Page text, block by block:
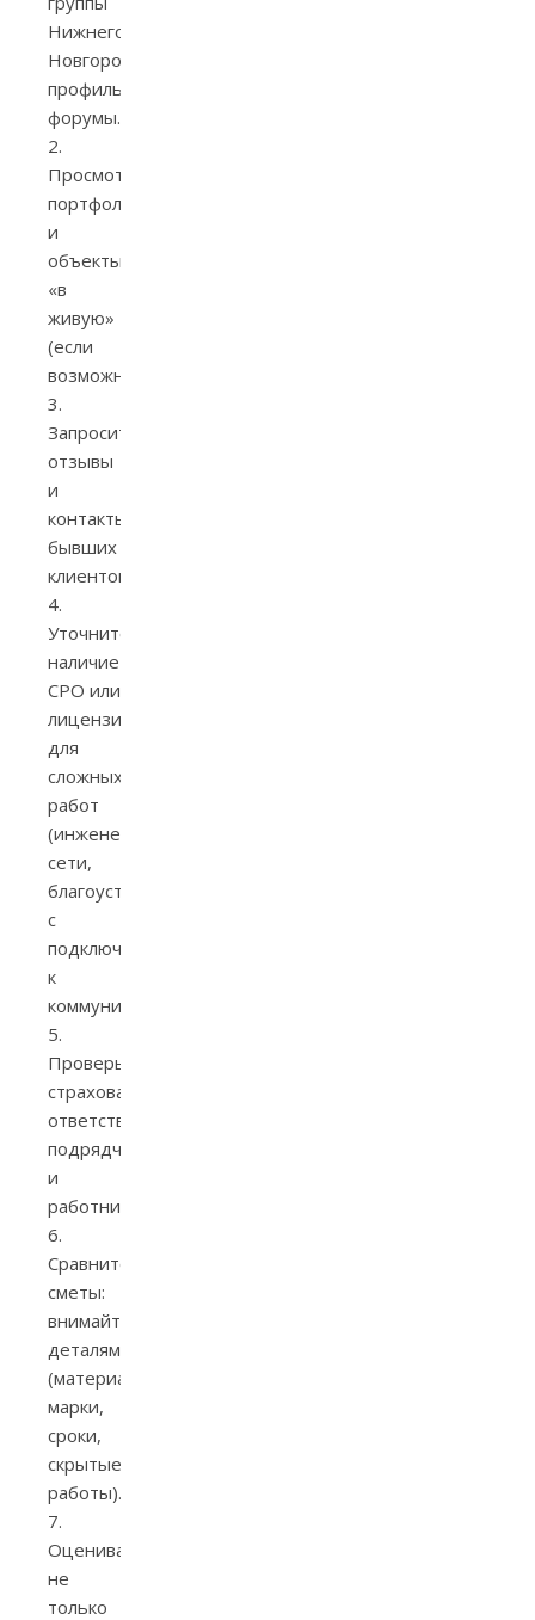
Нижнего
Новгорода,
профильные
форумы.
2.
Просмотрите
портфолио
и
объекты
«в
живую»
(если
возможно).
3.
Запросите
отзывы
и
контакты
бывших
клиентов.
4.
Уточните
наличие
СРО или
лицензий
для
сложных
работ
(инженерные
сети,
благоустройство
с
подключением
к
коммуникациям).
5.
Проверьте
страхование
ответственности
подрядчика
и
работников.
6.
Сравните
сметы:
внимайте
деталям
(материалы,
марки,
сроки,
скрытые
работы).
7.
Оценивайте
не
только